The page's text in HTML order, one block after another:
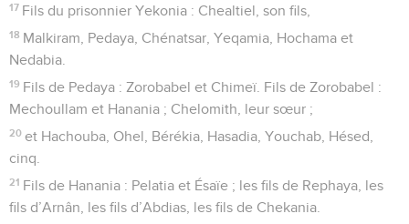
17 Fils du prisonnier Yekonia : Chealtiel, son fils,
18 Malkiram, Pedaya, Chénatsar, Yeqamia, Hochama et
Nedabia.
19 Fils de Pedaya : Zorobabel et Chimeï. Fils de Zorobabel :
Mechoullam et Hanania ; Chelomith, leur sœur ;
20 et Hachouba, Ohel, Bérékia, Hasadia, Youchab, Hésed,
cinq.
21 Fils de Hanania : Pelatia et Ésaïe ; les fils de Rephaya, les
fils d’Arnân, les fils d’Abdias, les fils de Chekania.